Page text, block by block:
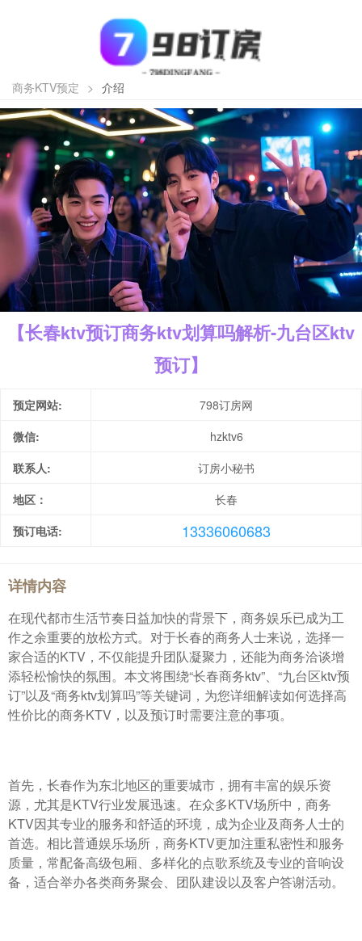
商务KTV预定 > 介绍
【长春ktv预订商务ktv划算吗解析-九台区ktv
预订】
预定网站:
798订房网
微信:
hzktv6
联系人:
订房小秘书
地区：
长春
预订电话:
13336060683
详情内容
在现代都市生活节奏日益加快的背景下，商务娱乐已成为工
作之余重要的放松方式。对于长春的商务人士来说，选择一
家合适的KTV，不仅能提升团队凝聚力，还能为商务洽谈增
添轻松愉快的氛围。本文将围绕“长春商务ktv”、“九台区ktv预
订”以及“商务ktv划算吗”等关键词，为您详细解读如何选择高
性价比的商务KTV，以及预订时需要注意的事项。
首先，长春作为东北地区的重要城市，拥有丰富的娱乐资
源，尤其是KTV行业发展迅速。在众多KTV场所中，商务
KTV因其专业的服务和舒适的环境，成为企业及商务人士的
首选。相比普通娱乐场所，商务KTV更加注重私密性和服务
质量，常配备高级包厢、多样化的点歌系统及专业的音响设
备，适合举办各类商务聚会、团队建设以及客户答谢活动。